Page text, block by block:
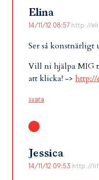
Elina
14/11/12 08:57 http://
Ser så konstnärligt
Vill ni hjälpa MIG
att klicka! -> http://
svara
Jessica
14/11/12 09:53 http://